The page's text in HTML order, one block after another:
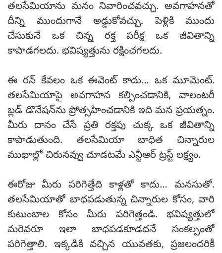
తలసేమియాను మనం నివారించవచ్చు. అవగాహనతో
దీన్ని ముందుగానే అడ్డుకోవచ్చు. పెళ్లికి ముందు
చేసుకునే ఒక చిన్న రక్త పరీక్ష ఒక జీవితాన్ని
కాపాడగలదు. భవిష్యత్తును రక్షించగలదు.
ఈ రన్ కేవలం ఒక ఈవెంట్ కాదు… ఒక మూమెంట్.
తలసేమియాపై అవగాహన కల్పించడానికి, వాలంటరీ
బ్లడ్ డొనేషన్‌ను ప్రోత్సహించడానికి ఇది మన ప్రయత్నం.
మీరు దానం చేసే ప్రతి రక్తపు చుక్క ఒక జీవితాన్ని
కాపాడుతుంది. తలసేమియా బాధిత చిన్నారుల
ముఖాల్లో చిరునవ్వు చూడటమే ఎన్టీఆర్ ట్రస్ట్ లక్ష్యం.
ఈరోజు మీరు పరిగెత్తేది కాళ్లతో కాదు… మనసుతో.
తలసేమియాతో బాధపడుతున్న చిన్నారుల కోసం, వారి
కుటుంబాల కోసం మీరు పరిగెత్తండి. భవిష్యత్తులో
మరెవరూ ఇలా బాధపడకూడదనే సంకల్పంతో
పరిగెత్తాలి. ఇక్కడికి వచ్చిన యువతకు, ప్రజలందరికీ